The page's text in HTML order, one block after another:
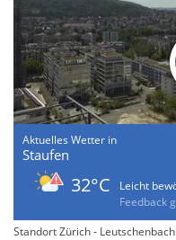
Aktuelles Wetter in
Staufen
32°C
Leicht
Feedback
Standort Zürich -